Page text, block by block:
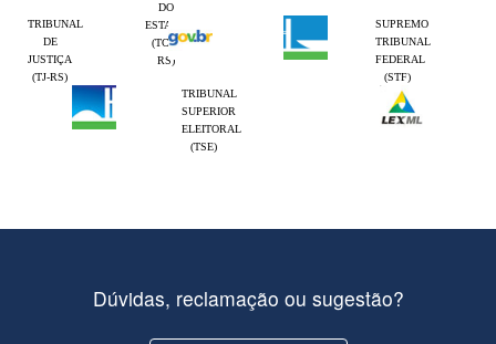
DO
ESTADO
(TCE-
RS)
TRIBUNAL
DE
JUSTIÇA
(TJ-RS)
SUPREMO
TRIBUNAL
FEDERAL
(STF)
TRIBUNAL
SUPERIOR
ELEITORAL
(TSE)
Dúvidas, reclamação ou sugestão?